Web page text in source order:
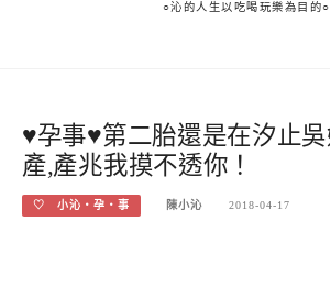
○沁的人生以吃喝玩樂為目的○
♥孕事♥第二胎還是在汐止
產,產兆我摸不透你！
♡ 小沁‧孕‧事 陳小沁 2018-04-17